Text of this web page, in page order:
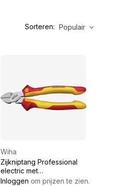
Sorteren: Populair
Wiha
Zijkniptang Professional
electric met
DynamicJoint® Z 12 1 06
Inloggen om prijzen te zien.